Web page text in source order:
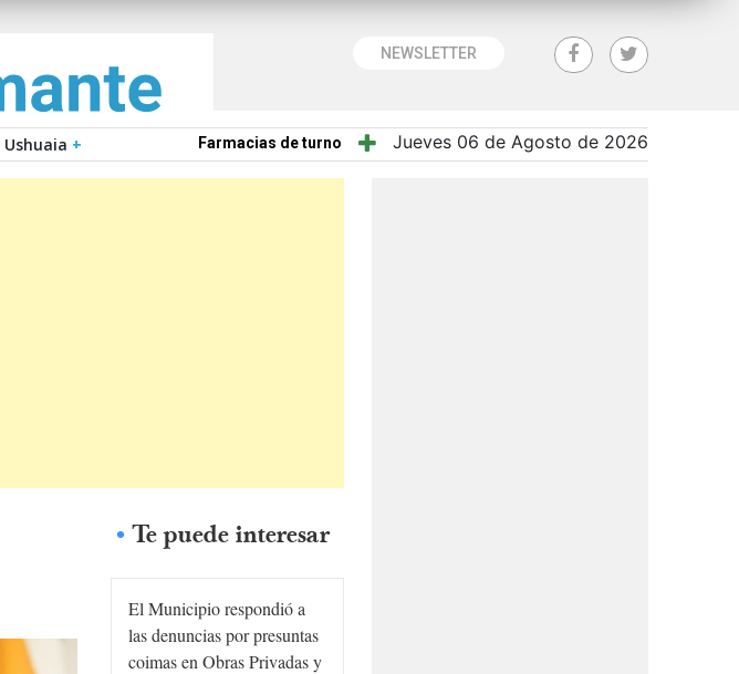
NEWSLETTER
Ushuaia + Farmacias de turno Jueves 06 de Agosto de 2026
Te puede interesar
El Municipio respondió a
las denuncias por presuntas
coimas en Obras Privadas y